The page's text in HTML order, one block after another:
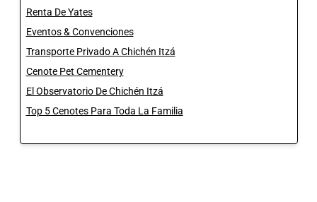
Renta De Yates
Eventos & Convenciones
Transporte Privado A Chichén Itzá
Cenote Pet Cementery
El Observatorio De Chichén Itzá
Top 5 Cenotes Para Toda La Familia